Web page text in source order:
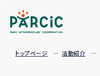
トップページ 活動紹介